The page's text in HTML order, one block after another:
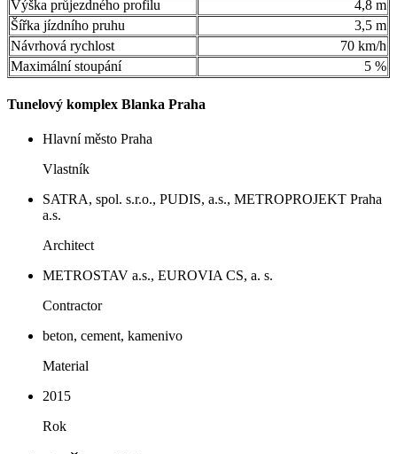
Výška průjezdného profilu
4,8 m
Šířka jízdního pruhu
3,5 m
Návrhová rychlost
70 km/h
Maximální stoupání
5 %
Tunelový komplex Blanka Praha
Hlavní město Praha
Vlastník
SATRA, spol. s.r.o., PUDIS, a.s., METROPROJEKT Praha
a.s.
Architect
METROSTAV a.s., EUROVIA CS, a. s.
Contractor
beton, cement, kamenivo
Material
2015
Rok